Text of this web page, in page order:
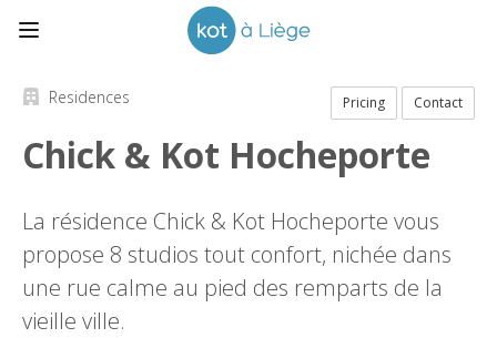
Pricing Contact
Residences
Chick & Kot Hocheporte
La résidence Chick & Kot Hocheporte vous
propose 8 studios tout confort, nichée dans
une rue calme au pied des remparts de la
vieille ville.